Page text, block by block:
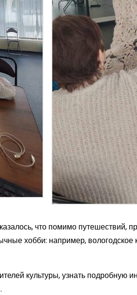
что помимо путешествий,
хобби: например,
культуры, узнать подробную
.